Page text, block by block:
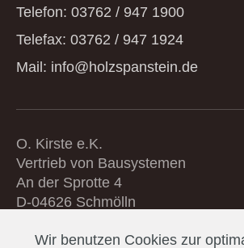
Telefon: 03762 / 947 1900
Telefax: 03762 / 947 1924
Mail: info@holzspanstein.de
O. Kirste e.K.
Vertrieb von Bausystemen
An der Sprotte 4
D-04626 Schmölln
Wir benutzen Cookies zur